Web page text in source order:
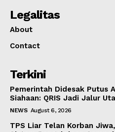
Legalitas
About
Contact
Terkini
Pemerintah Didesak Putus
Siahaan: QRIS Jadi Jalur
NEWS August 6, 2026
TPS Liar Telan Korban